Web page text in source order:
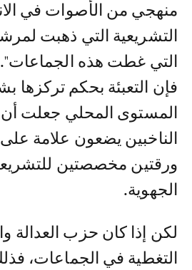
منهجي من الأصوات في
التشريعية التي ذهبت
التي غطت هذه الجماعات".
فإن التعبئة بحكم
المستوى المحلي جعلت أن
الناخبين يضعون علامة
ورقتين مخصصتين
الجهوية.
لكن إذا كان حزب العدالة
التغطية في الجماعات،